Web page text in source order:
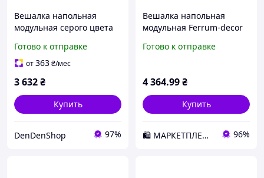
Вешалка напольная
модульная серого цвета
из ДСП и металла с
белыми элементами для
Готово к отправке
от363₴/мес
3 632₴
Купить
DenDenShop 97%
Вешалка напольная
модульная Ferrum-decor
белый ДСП Дуб Сонома
Готово к отправке
4 364.99₴
Купить
🛍️ МАРКЕТПЛЕЙС DMD 96%